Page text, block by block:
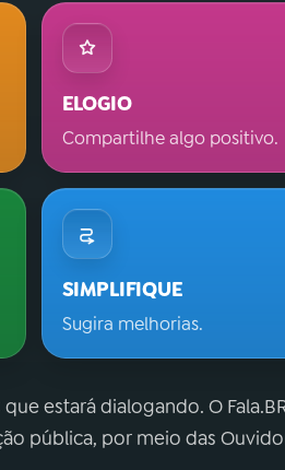
ELOGIO
Compartilhe algo positivo.
SIMPLIFIQUE
Sugira melhorias.
estará dialogando. O
pública, por meio das